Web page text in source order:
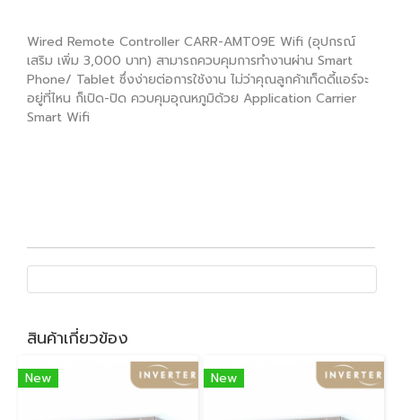
Wired Remote Controller CARR-AMT09E Wifi (อุปกรณ์
เสริม เพิ่ม 3,000 บาท) สามารถควบคุมการทำงานผ่าน Smart
Phone/ Tablet ซึ่งง่ายต่อการใช้งาน ไม่ว่าคุณลูกค้าเท็ดดี้แอร์จะ
อยู่ที่ไหน ก็เปิด-ปิด ควบคุมอุณหภูมิด้วย Application Carrier
Smart Wifi
สินค้าเกี่ยวข้อง
New New